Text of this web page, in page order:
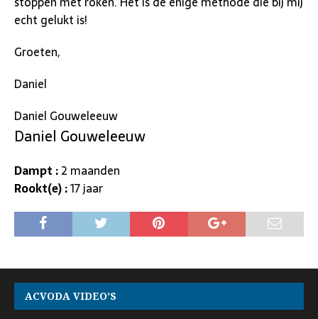
echt gelukt is!
Groeten,
Daniel
Daniel Gouweleeuw
Daniel Gouweleeuw
Dampt :2 maanden
Rookt(e) :17 jaar
ACVODA VIDEO’S